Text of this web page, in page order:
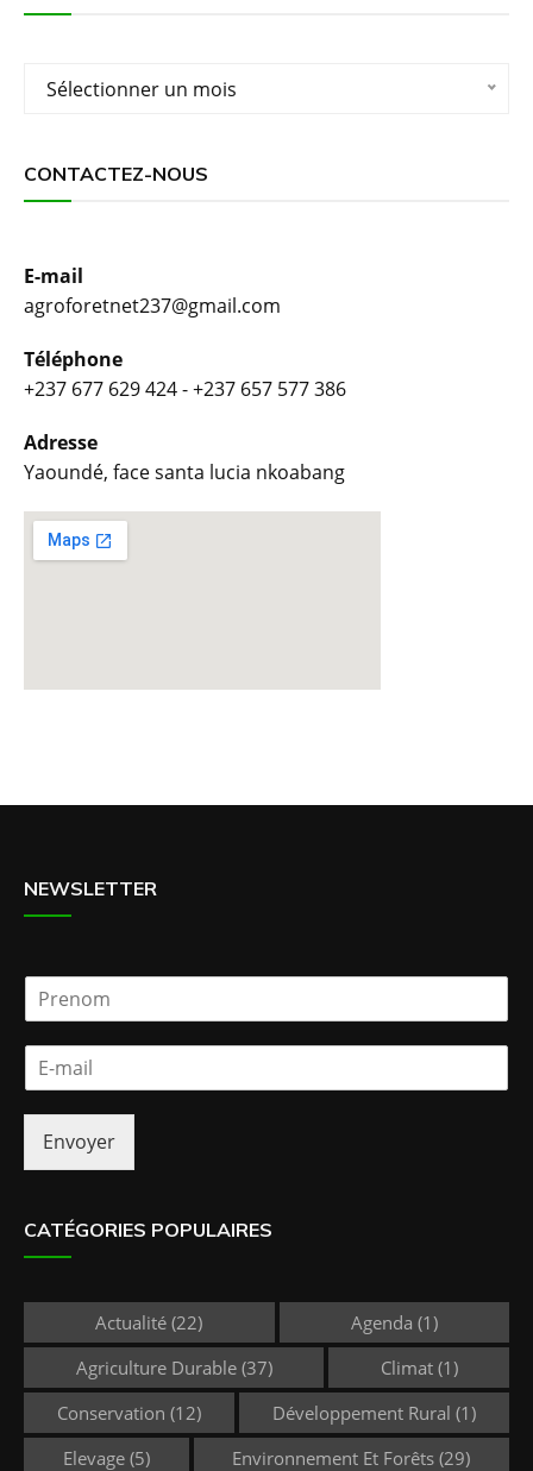
Archives
Sélectionner un mois
CONTACTEZ-NOUS
E-mail
agroforetnet237@gmail.com
Téléphone
+237 677 629 424 - +237 657 577 386
Adresse
Yaoundé, face santa lucia nkoabang
NEWSLETTER
l
Envoyer
CATÉGORIES POPULAIRES
Actualité (22) Agenda (1)
Agriculture Durable(37) Climat(1)
Conservation (12) Développement Rural (1)
Elevage(5) Environnement Et Forêts (29)